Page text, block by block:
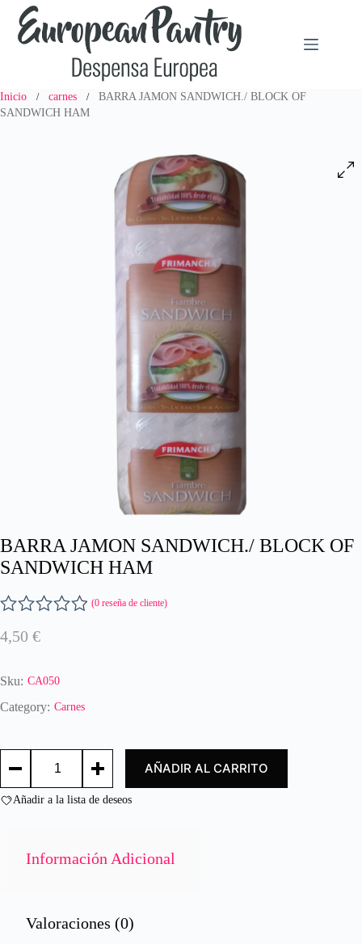
Saltar
contenido
Inicio / carnes /
BARRA JAMON SANDWICH./ BLOCK OF
SANDWICH HAM
BARRA JAMON SANDWICH./ BLOCK OF
SANDWICH HAM
V
a
o
a
n
0
(0 reseña de cliente)
4,50 €
Sku: CA050
Category: Carnes
JAMON
BLOCK
cantidad
AÑADIR AL CARRITO
Añadir a la lista de deseos
Información Adicional
Valoraciones (0)